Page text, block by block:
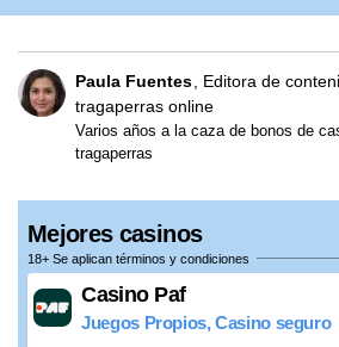
Paula Fuentes
Editora de
tragaperras online
Varios años a la caza de bonos de
tragaperras
Mejores casinos
18+ Se aplican términos y condiciones
Casino Paf
Juegos Propios, Casino seguro